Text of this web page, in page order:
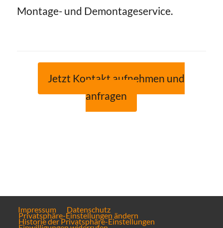
Montage- und Demontageservice.
Jetzt Kontakt aufnehmen und
anfragen
Impressum Datenschutz
Privatsphäre-Einstellungen ändern
Historie der Privatsphäre-Einstellungen